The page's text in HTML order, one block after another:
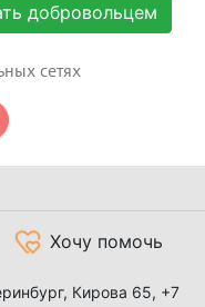
добровольцем
сетях
Хочу помочь
Кирова 65, +7